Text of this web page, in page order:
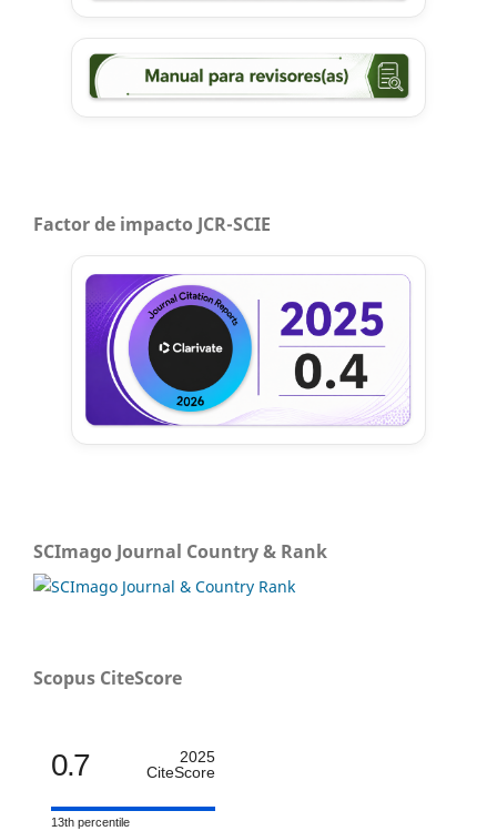
Factor de impacto JCR-SCIE
SCImago Journal Country & Rank
Scopus CiteScore
0.7
2025
CiteScore
13th percentile